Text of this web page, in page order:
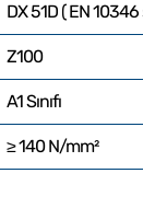
DX 51D ( EN
Z100
A1 Sınıfı
≥ 140 N/mm²